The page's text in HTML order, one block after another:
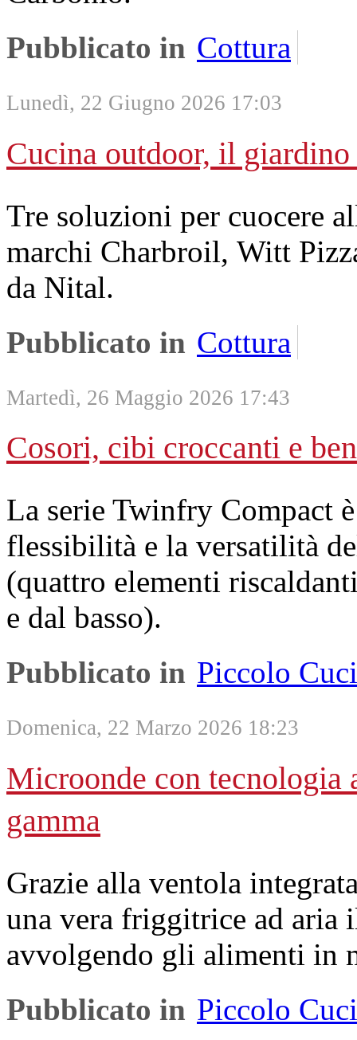
Pubblicato in Cottura
Lunedì, 22 Giugno 2026 17:03
Cucina outdoor, il
Tre soluzioni per cuocere
marchi Charbroil, Witt
da Nital.
Pubblicato in Cottura
Martedì, 26 Maggio 2026 17:43
Cosori, cibi croccanti e
La serie Twinfry Compact
flessibilità e la versatilità
(quattro elementi
e dal basso).
Pubblicato in Piccolo
Domenica, 22 Marzo 2026 18:23
Microonde con tecnologia
gamma
Grazie alla ventola
una vera friggitrice ad aria
avvolgendo gli alimenti in
Pubblicato in Piccolo